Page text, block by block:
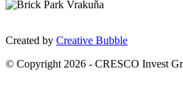
Created by Creative Bubble
© Copyright 2026 - CRESCO Invest